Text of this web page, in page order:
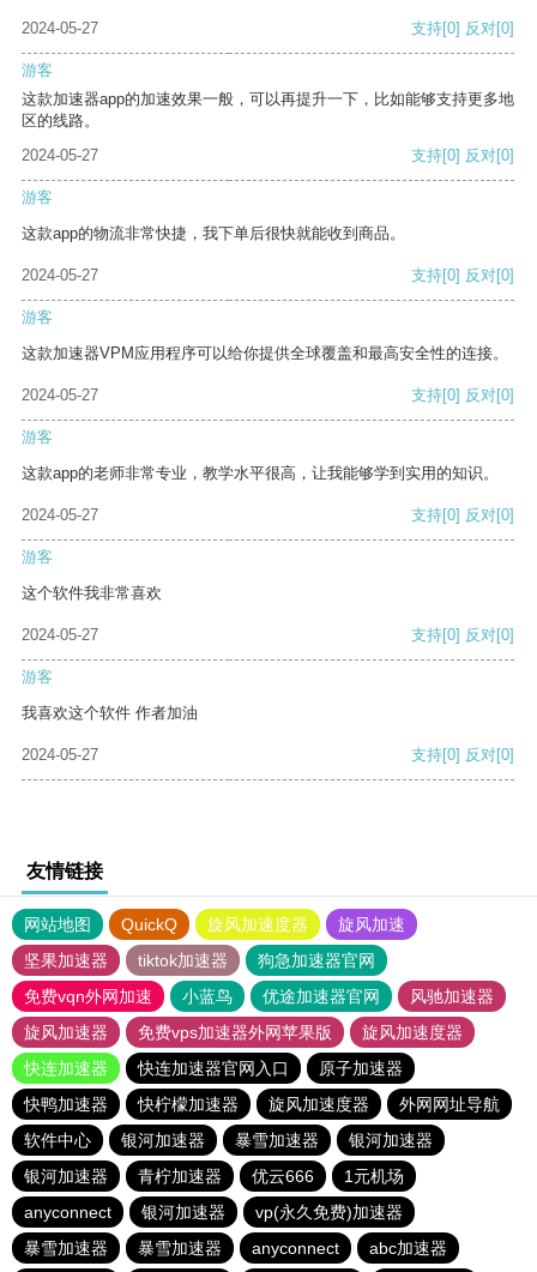
2024-05-27 支持[0] 反对[0]
游客
这款加速器app的加速效果一般，可以再提升一下，比如能够支持更多地
区的线路。
2024-05-27
支持[0] 反对[0]
游客
这款app的物流非常快捷，我下单后很快就能收到商品。
2024-05-27 支持[0] 反对[0]
游客
这款加速器VPM应用程序可以给你提供全球覆盖和最高安全性的连接。
2024-05-27 支持[0] 反对[0]
游客
这款app的老师非常专业，教学水平很高，让我能够学到实用的知识。
2024-05-27 支持[0] 反对[0]
游客
这个软件我非常喜欢
2024-05-27 支持[0] 反对[0]
游客
我喜欢这个软件 作者加油
2024-05-27 支持[0] 反对[0]
友情链接
网站地图 QuickQ 旋风加速度器
旋风加速
坚果加速器
tiktok加速器
狗急加速器官网
免费vqn外网加速
小蓝鸟 优途加速器官网
风驰加速器
旋风加速器
免费vps加速器外网苹果版
旋风加速度器
快连加速器
快连加速器官网入口
原子加速器
快鸭加速器
快柠檬加速器 旋风加速度器
外网网址导航
软件中心
银河加速器 暴雪加速器
银河加速器
银河加速器
青柠加速器 优云666
1元机场
anyconnect
银河加速器
vp(永久免费)加速器
暴雪加速器
暴雪加速器 anyconnect abc加速器